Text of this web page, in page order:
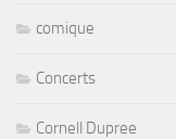
comique
Concerts
Cornell Dupree